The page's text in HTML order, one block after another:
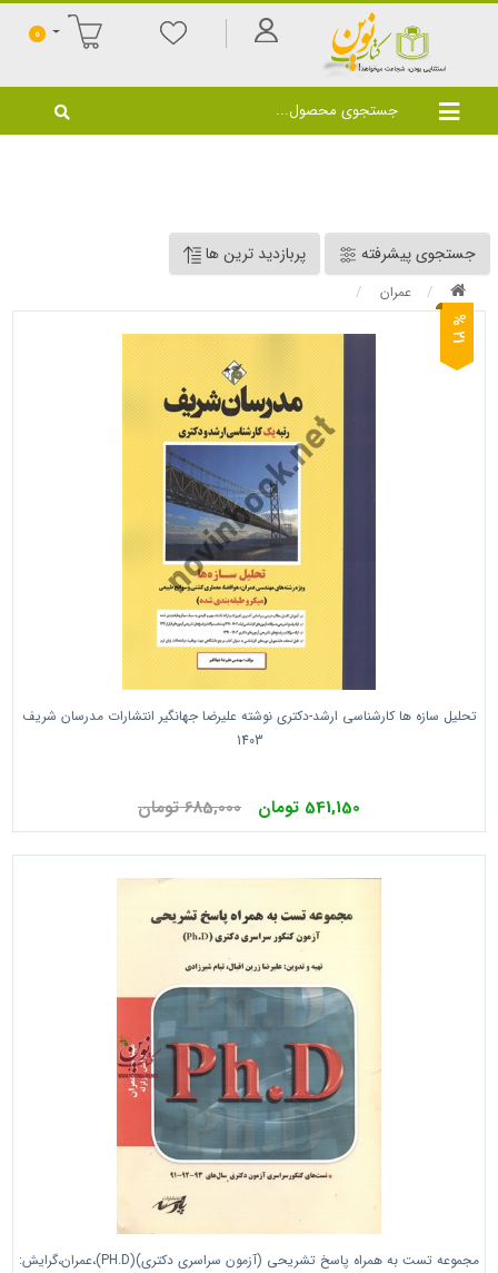
0
جستجوی پیشرفته پربازدید ترین ها
عمران
تحلیل سازه ها کارشناسی ارشد-دکتری نوشته علیرضا جهانگیر انتشارات مدرسان شریف
1403
541,150 تومان 685,000 تومان
2
1
%
مجموعه تست به همراه پاسخ تشریحی (آزمون سراسری دکتری)(PH.D)،عمران،گرایش: